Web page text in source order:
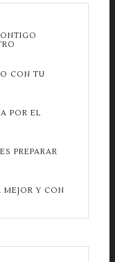
CON TU
POR EL
PREPARAR
Y CON